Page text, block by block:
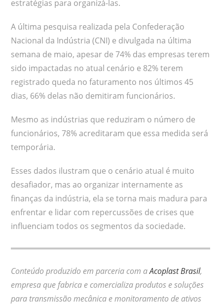
estratégias para organizá-las.
A última pesquisa realizada pela Confederação
Nacional da Indústria (CNI) e divulgada na última
semana de maio, apesar de 74% das empresas terem
sido impactadas no atual cenário e 82% terem
registrado queda no faturamento nos últimos 45
dias, 66% delas não demitiram funcionários.
Mesmo as indústrias que reduziram o número de
funcionários, 78% acreditaram que essa medida será
temporária.
Esses dados ilustram que o cenário atual é muito
desafiador, mas ao organizar internamente as
finanças da indústria, ela se torna mais madura para
enfrentar e lidar com repercussões de crises que
influenciam todos os segmentos da sociedade.
Conteúdo produzido em parceria com aAcoplast Brasil,
empresa que fabrica e comercializa produtos e soluções
para transmissão mecânica e monitoramento de ativos